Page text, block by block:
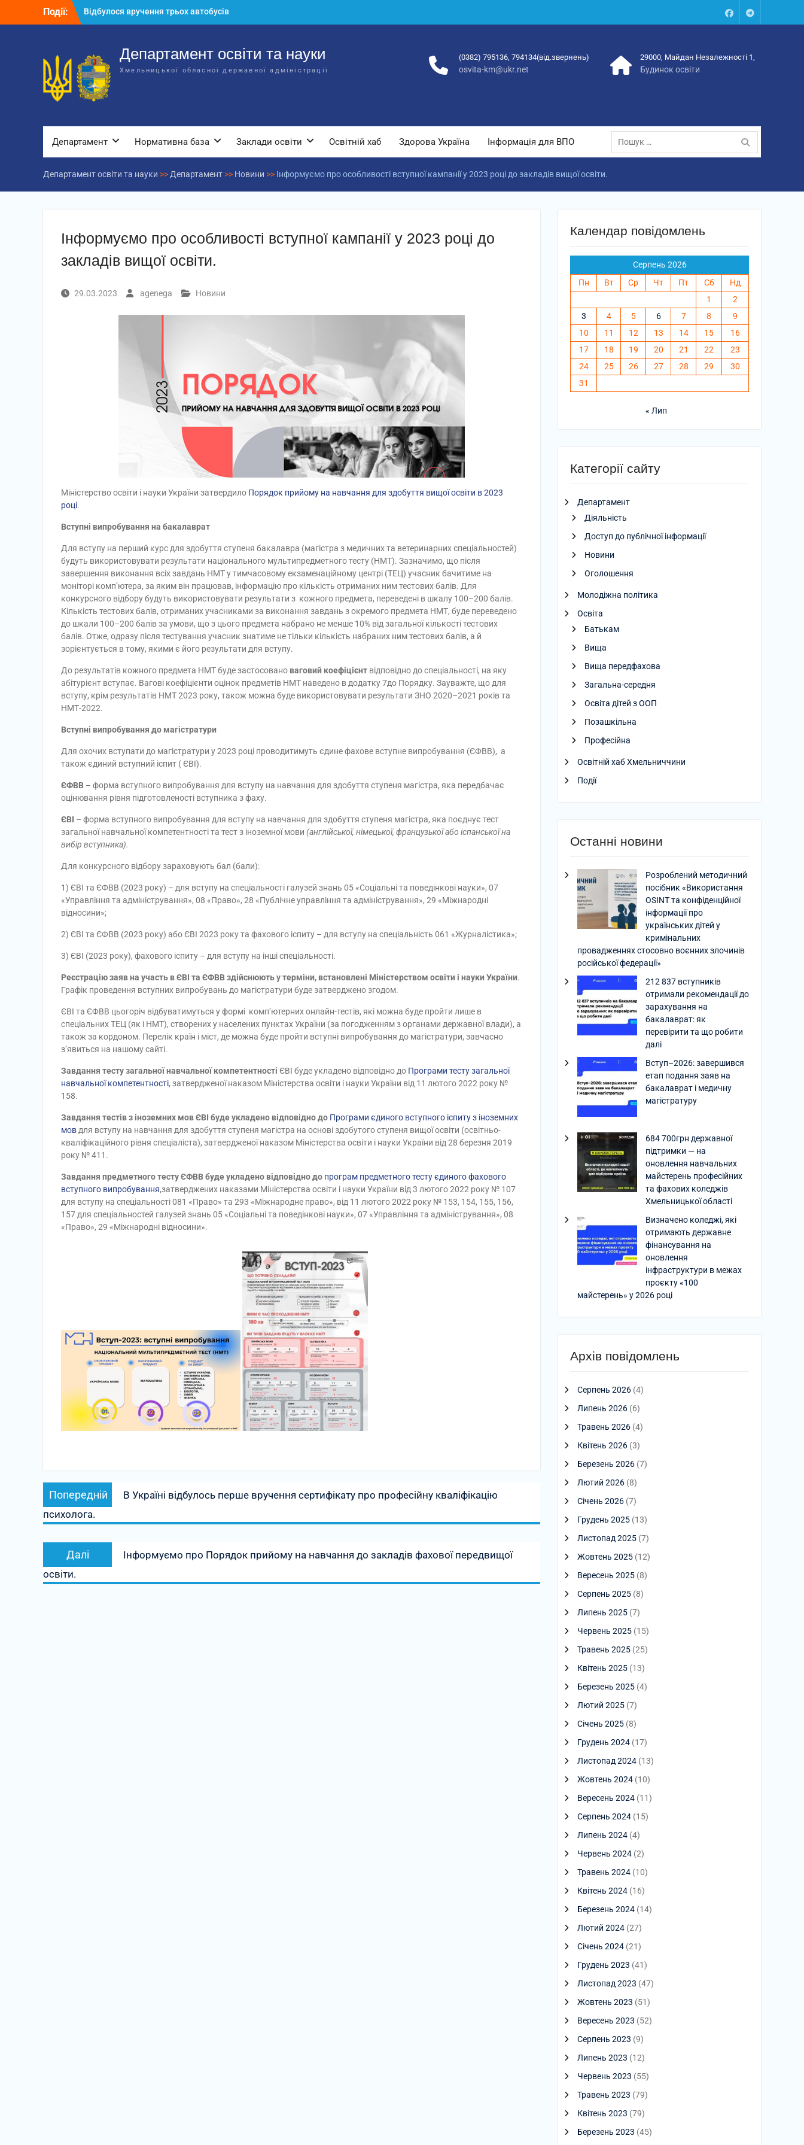
Події:
Відбулося вручення трьох автобусів
для потреб закладів освіти
Департаменту освіти та науки обласної
державної адміністрації
Відбулась обласна нарада для
відповідальних за національно-
патріотичне виховання
FacebookTalegram
Департамент освіти та науки
Хмельницької обласної державної адміністрації
(0382) 795136, 794134(від.звернень)
osvita-km@ukr.net
29000, Майдан Незалежності 1,
Будинок освіти
Департамент Нормативна база Заклади освіти Освітній хаб Здорова Україна Інформація для ВПО
Пошук:
Департамент освіти та науки >> Департамент >> Новини >> Інформуємо про особливості вступної кампанії у 2023 році до закладів вищої освіти.
Інформуємо про особливості вступної кампанії у 2023 році до
закладів вищої освіти.
29.03.2023 agenega Новини
Міністерство освіти і науки України затвердило Порядок прийому на навчання для здобуття вищої освіти в 2023
році.
Вступні випробування на бакалаврат
Для вступу на перший курс для здобуття ступеня бакалавра (магістра з медичних та ветеринарних спеціальностей)
будуть використовувати результати національного мультипредметного тесту (НМТ). Зазначимо, що після
завершення виконання всіх завдань НМТ у тимчасовому екзаменаційному центрі (ТЕЦ) учасник бачитиме на
моніторі комп’ютера, за яким він працював, інформацію про кількість отриманих ним тестових балів. Для
конкурсного відбору будуть використовувати результати з кожного предмета, переведені в шкалу 100–200 балів.
Кількість тестових балів, отриманих учасниками за виконання завдань з окремого предмета НМТ, буде переведено
до шкали 100–200 балів за умови, що з цього предмета набрано не менше 10% від загальної кількості тестових
балів. Отже, одразу після тестування учасник знатиме не тільки кількість набраних ним тестових балів, а й
зорієнтується в тому, якими є його результати для вступу.
До результатів кожного предмета НМТ буде застосовано ваговий коефіцієнт відповідно до спеціальності, на яку
абітурієнт вступає. Вагові коефіцієнти оцінок предметів НМТ наведено в додатку 7до Порядку. Зауважте, що для
вступу, крім результатів НМТ 2023 року, також можна буде використовувати результати ЗНО 2020–2021 років та
НМТ-2022.
Вступні випробування до магістратури
Для охочих вступати до магістратури у 2023 році проводитимуть єдине фахове вступне випробування (ЄФВВ), а
також єдиний вступний іспит ( ЄВІ).
ЄФВВ – форма вступного випробування для вступу на навчання для здобуття ступеня магістра, яка передбачає
оцінювання рівня підготовленості вступника з фаху.
ЄВІ – форма вступного випробування для вступу на навчання для здобуття ступеня магістра, яка поєднує тест
загальної навчальної компетентності та тест з іноземної мови (англійської, німецької, французької або іспанської на
вибір вступника).
Для конкурсного відбору зараховують бал (бали):
1) ЄВІ та ЄФВВ (2023 року) – для вступу на спеціальності галузей знань 05 «Соціальні та поведінкові науки», 07
«Управління та адміністрування», 08 «Право», 28 «Публічне управління та адміністрування», 29 «Міжнародні
відносини»;
2) ЄВІ та ЄФВВ (2023 року) або ЄВІ 2023 року та фахового іспиту – для вступу на спеціальність 061 «Журналістика»;
3) ЄВІ (2023 року), фахового іспиту – для вступу на інші спеціальності.
Реєстрацію заяв на участь в ЄВІ та ЄФВВ здійснюють у терміни, встановлені Міністерством освіти і науки України.
Графік проведення вступних випробувань до магістратури буде затверджено згодом.
ЄВІ та ЄФВВ цьогоріч відбуватимуться у формі комп’ютерних онлайн-тестів, які можна буде пройти лише в
спеціальних ТЕЦ (як і НМТ), створених у населених пунктах України (за погодженням з органами державної влади), а
також за кордоном. Перелік країн і міст, де можна буде пройти вступні випробування до магістратури, завчасно
з’явиться на нашому сайті.
Завдання тесту загальної навчальної компетентності ЄВІ буде укладено відповідно до Програми тесту загальної
навчальної компетентності, затвердженої наказом Міністерства освіти і науки України від 11 лютого 2022 року №
158.
Завдання тестів з іноземних мов ЄВІ буде укладено відповідно до Програми єдиного вступного іспиту з іноземних
мов для вступу на навчання для здобуття ступеня магістра на основі здобутого ступеня вищої освіти (освітньо-
кваліфікаційного рівня спеціаліста), затвердженої наказом Міністерства освіти і науки України від 28 березня 2019
року № 411.
Завдання предметного тесту ЄФВВ буде укладено відповідно до програм предметного тесту єдиного фахового
вступного випробування,затверджених наказами Міністерства освіти і науки України від 3 лютого 2022 року № 107
для вступу на спеціальності 081 «Право» та 293 «Міжнародне право», від 11 лютого 2022 року № 153, 154, 155, 156,
157 для спеціальностей галузей знань 05 «Соціальні та поведінкові науки», 07 «Управління та адміністрування», 08
«Право», 29 «Міжнародні відносини».
Навігація
записів
Попередній
Попередній
запис:
В Україні відбулось перше вручення сертифікату про професійну кваліфікацію
психолога.
Далі
Наступний
запис:
Інформуємо про Порядок прийому на навчання до закладів фахової передвищої
освіти.
Календар повідомлень
Серпень 2026
Пн
Вт Ср Чт Пт Сб
Нд
1
2
3
4 5 6 7 8
9
10
11 12 13 14 15
16
17
18 19 20 21 22
23
24
25 26 27 28 29
30
31
« Лип
Категорії сайту
Департамент
Діяльність
Доступ до публічної інформації
Новини
Оголошення
Молодіжна політика
Освіта
Батькам
Вища
Вища передфахова
Загальна-середня
Освіта дітей з ООП
Позашкільна
Професійна
Освітній хаб Хмельниччини
Події
Останні новини
Розроблений методичний
посібник «Використання
OSINT та конфіденційної
інформації про
українських дітей у
кримінальних
провадженнях стосовно воєнних злочинів
російської федерації»
212 837 вступників
отримали рекомендації до
зарахування на
бакалаврат: як
перевірити та що робити
далі
Вступ–2026: завершився
етап подання заяв на
бакалаврат і медичну
магістратуру
684 700грн державної
підтримки — на
оновлення навчальних
майстерень професійних
та фахових коледжів
Хмельницької області
Визначено коледжі, які
отримають державне
фінансування на
оновлення
інфраструктури в межах
проєкту «100
майстерень» у 2026 році
Архів повідомлень
Серпень 2026 (4)
Липень 2026 (6)
Травень 2026 (4)
Квітень 2026 (3)
Березень 2026 (7)
Лютий 2026 (8)
Січень 2026 (7)
Грудень 2025 (13)
Листопад 2025 (7)
Жовтень 2025 (12)
Вересень 2025 (8)
Серпень 2025 (8)
Липень 2025 (7)
Червень 2025 (15)
Травень 2025 (25)
Квітень 2025 (13)
Березень 2025 (4)
Лютий 2025 (7)
Січень 2025 (8)
Грудень 2024 (17)
Листопад 2024 (13)
Жовтень 2024 (10)
Вересень 2024 (11)
Серпень 2024 (15)
Липень 2024 (4)
Червень 2024 (2)
Травень 2024 (10)
Квітень 2024 (16)
Березень 2024 (14)
Лютий 2024 (27)
Січень 2024 (21)
Грудень 2023 (41)
Листопад 2023 (47)
Жовтень 2023 (51)
Вересень 2023 (52)
Серпень 2023 (9)
Липень 2023 (12)
Червень 2023 (55)
Травень 2023 (79)
Квітень 2023 (79)
Березень 2023 (45)